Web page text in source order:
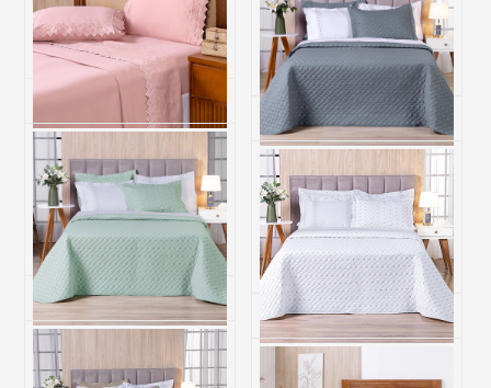
R$ 1.515,00
6x de R$ 252,50 sem juros
Branco/Verde
R$ 1.327,20
6x de R$ 221,20 sem juros
KING 400 Fios Hipercal 4
Peças Florence - Rose
R$ 665,50
6x de R$ 110,92 sem juros
Cobre Leito 3 Peças KING
Percal 230 Fios 100%
Algodão Pontual - Grafite
R$ 667,80
6x de R$ 111,30 sem juros
Cobre Leito 3 Peças KING
Percal 230 Fios 100%
Cobre Leito 3 Peças KING